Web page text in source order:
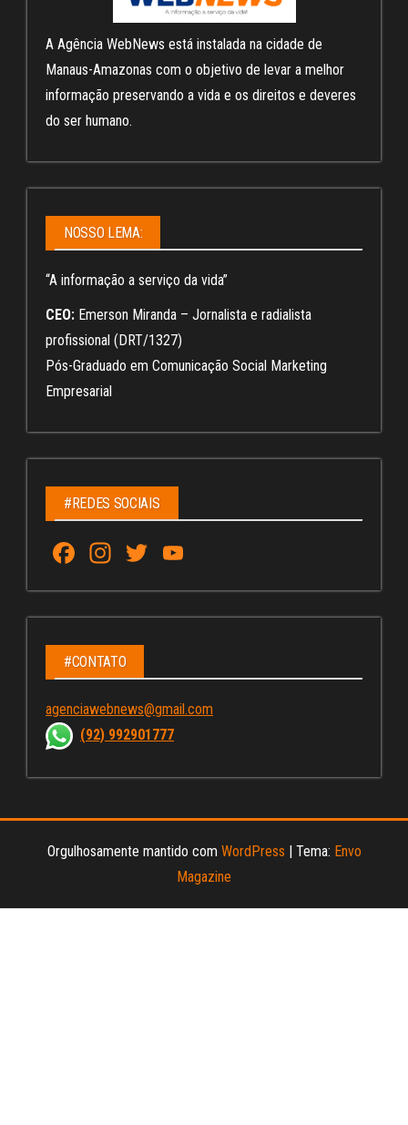
A Agência WebNews está instalada na cidade de
Manaus-Amazonas com o objetivo de levar a melhor
informação preservando a vida e os direitos e deveres
do ser humano.
NOSSO LEMA:
“A informação a serviço da vida”
CEO: Emerson Miranda – Jornalista e radialista
profissional (DRT/1327)
Pós-Graduado em Comunicação Social Marketing
Empresarial
#REDES SOCIAIS
Fa
ce
bo
ok
In
st
ag
ra
m
T
wi
tt
u
Tu
C
ha
nn
#CONTATO
agenciawebnews@gmail.com
(92) 992901777
Orgulhosamente mantido com WordPress | Tema: Envo
Magazine